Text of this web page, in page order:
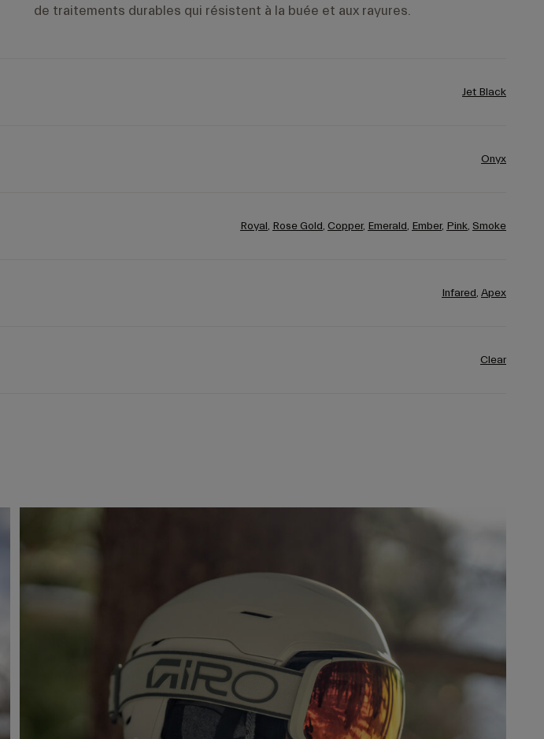
de traitements durables qui résistent à la buée et aux rayures.
Jet Black
Onyx
Royal, Rose Gold, Copper, Emerald, Ember, Pink, Smoke
Infared, Apex
Clear